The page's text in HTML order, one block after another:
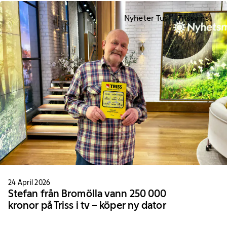
Nyheter Tur Trissvinst
24 April 2026
Stefan från Bromölla vann 250 000
kronor på Triss i tv – köper ny dator